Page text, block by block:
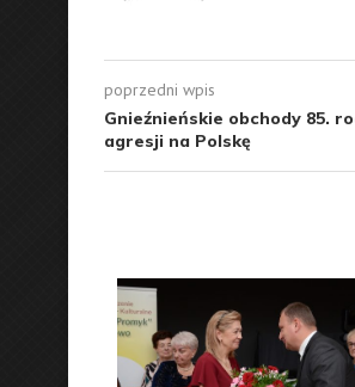
poprzedni wpis
Gnieźnieńskie obchody 85.
agresji na Polskę